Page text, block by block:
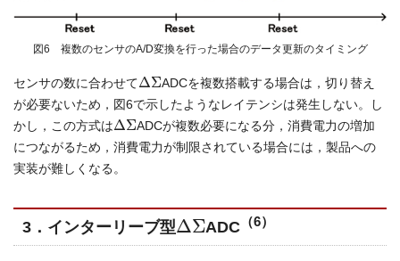
図6 複数のセンサのA/D変換を行った場合のデータ更新のタイミング
センサの数に合わせて Δ ΣADCを複数搭載する場合は，切り替え
が必要ないため，図6で示したようなレイテンシは発生しない。し
かし，この方式は Δ ΣADCが複数必要になる分，消費電力の増加
につながるため，消費電力が制限されている場合には，製品への
実装が難しくなる。
3．インターリーブ型ΔΣADC （6）